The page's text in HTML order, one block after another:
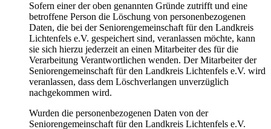
Sofern einer der oben genannten Gründe zutrifft und eine
betroffene Person die Löschung von personenbezogenen
Daten, die bei der Seniorengemeinschaft für den Landkreis
Lichtenfels e.V. gespeichert sind, veranlassen möchte, kann
sie sich hierzu jederzeit an einen Mitarbeiter des für die
Verarbeitung Verantwortlichen wenden. Der Mitarbeiter der
Seniorengemeinschaft für den Landkreis Lichtenfels e.V. wird
veranlassen, dass dem Löschverlangen unverzüglich
nachgekommen wird.
Wurden die personenbezogenen Daten von der
Seniorengemeinschaft für den Landkreis Lichtenfels e.V.